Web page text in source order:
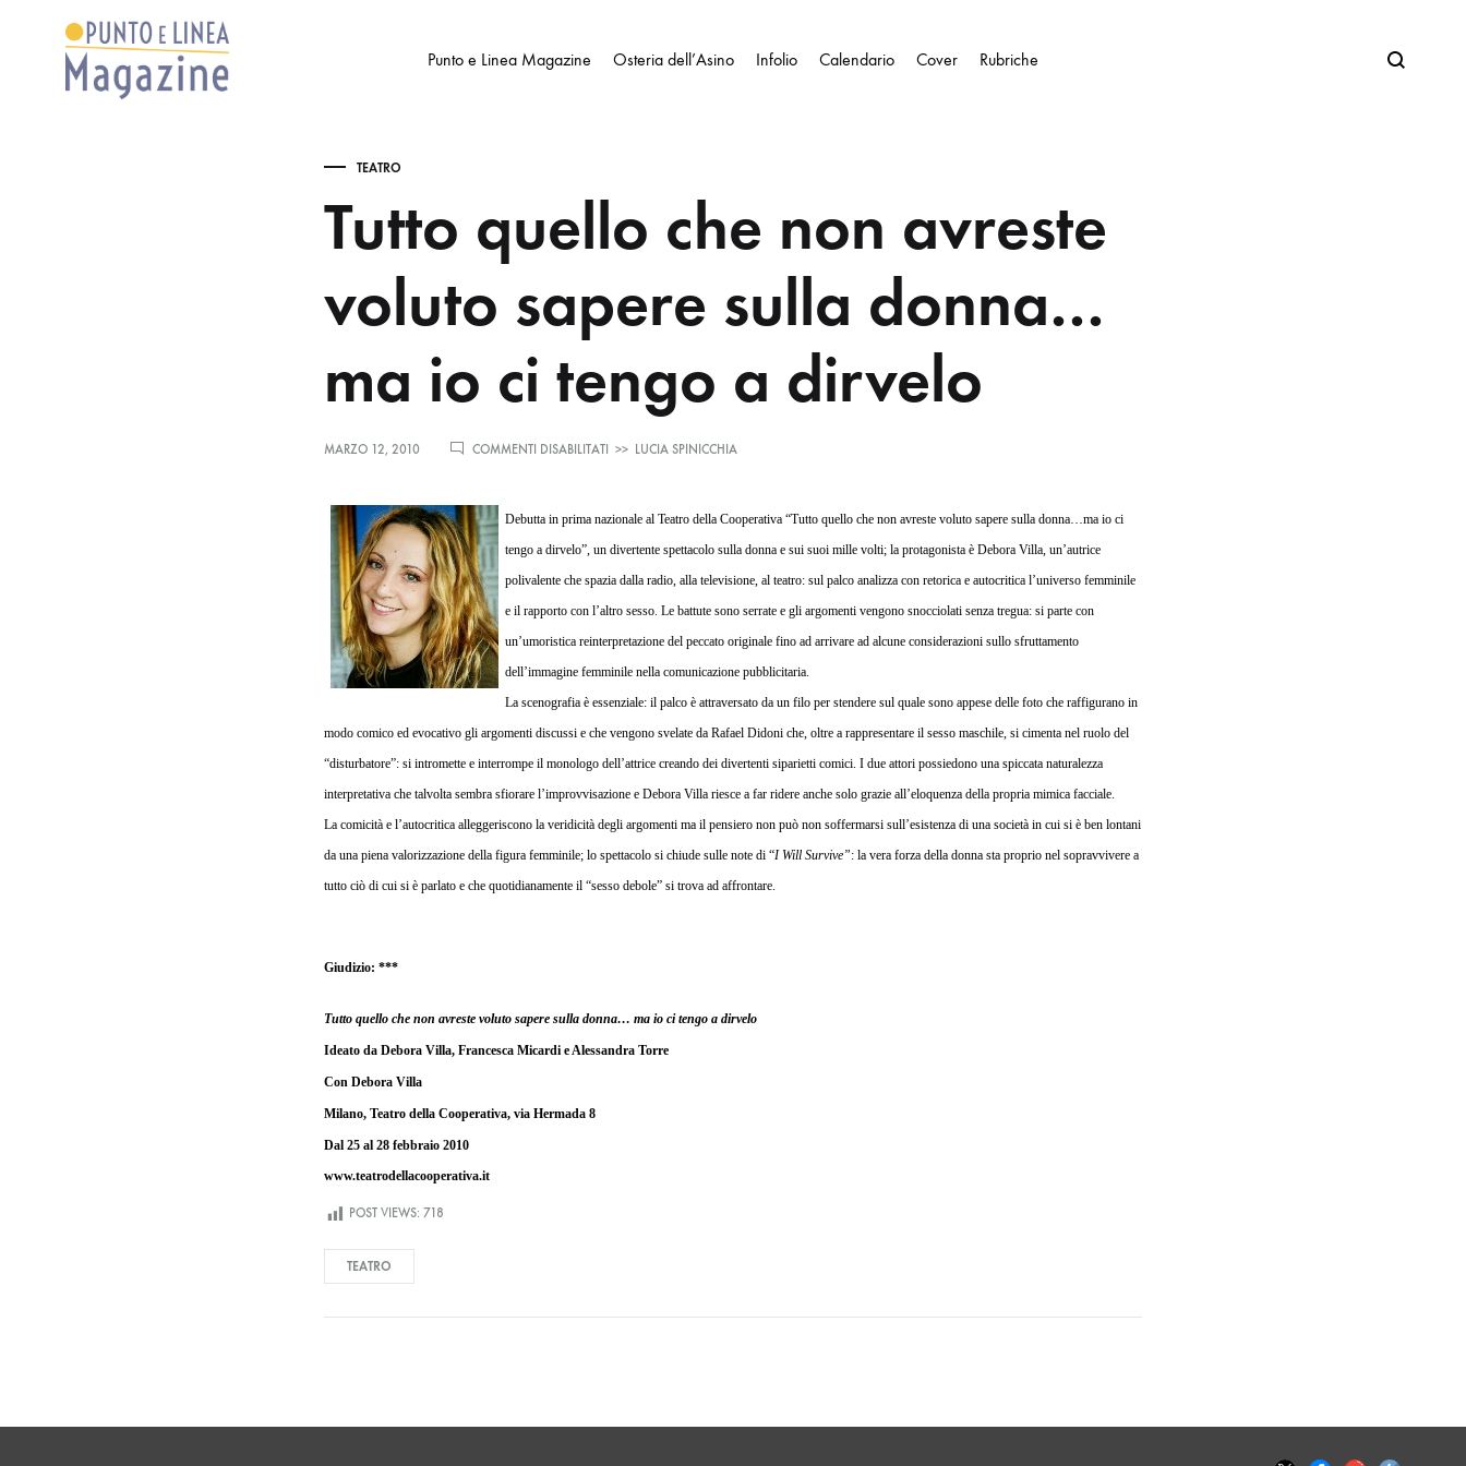
Punto e Linea Magazine Osteria dell’Asino Infolio Calendario Cover Rubriche Search
TEATRO
Tutto quello che non avreste
voluto sapere sulla donna…
ma io ci tengo a dirvelo
MARZO 12, 2010 COMMENTI DISABILITATI
SU
NON
AVRESTE
SAPERE
SULLA
MA
IO
TENGO
DIRVELO
>> LUCIA SPINICCHIA
Debutta in prima nazionale al Teatro della Cooperativa “Tutto quello che non avreste voluto sapere sulla donna…ma io ci
tengo a dirvelo”, un divertente spettacolo sulla donna e sui suoi mille volti; la protagonista è Debora Villa, un’autrice
polivalente che spazia dalla radio, alla televisione, al teatro: sul palco analizza con retorica e autocritica l’universo femminile
e il rapporto con l’altro sesso. Le battute sono serrate e gli argomenti vengono snocciolati senza tregua: si parte con
un’umoristica reinterpretazione del peccato originale fino ad arrivare ad alcune considerazioni sullo sfruttamento
dell’immagine femminile nella comunicazione pubblicitaria.
La scenografia è essenziale: il palco è attraversato da un filo per stendere sul quale sono appese delle foto che raffigurano in
modo comico ed evocativo gli argomenti discussi e che vengono svelate da Rafael Didoni che, oltre a rappresentare il sesso maschile, si cimenta nel ruolo del
“disturbatore”: si intromette e interrompe il monologo dell’attrice creando dei divertenti siparietti comici. I due attori possiedono una spiccata naturalezza
interpretativa che talvolta sembra sfiorare l’improvvisazione e Debora Villa riesce a far ridere anche solo grazie all’eloquenza della propria mimica facciale.
La comicità e l’autocritica alleggeriscono la veridicità degli argomenti ma il pensiero non può non soffermarsi sull’esistenza di una società in cui si è ben lontani
da una piena valorizzazione della figura femminile; lo spettacolo si chiude sulle note di “I Will Survive”: la vera forza della donna sta proprio nel sopravvivere a
tutto ciò di cui si è parlato e che quotidianamente il “sesso debole” si trova ad affrontare.
Giudizio: ***
Tutto quello che non avreste voluto sapere sulla donna… ma io ci tengo a dirvelo
Ideato da Debora Villa, Francesca Micardi e Alessandra Torre
Con Debora Villa
Milano, Teatro della Cooperativa, via Hermada 8
Dal 25 al 28 febbraio 2010
www.teatrodellacooperativa.it
POST VIEWS: 718
TEATRO